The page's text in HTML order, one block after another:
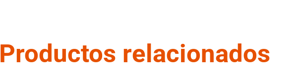
Productos relacionados